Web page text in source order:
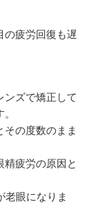
の疲労回復も遅
ンズで矯正して
その度数のまま
精疲労の原因と
老眼になりま